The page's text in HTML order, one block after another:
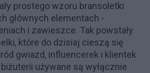
prostego wzoru bransoletki
głównych elementach -
i zawieszce. Tak powstały
które do dzisiaj cieszą się
gwiazd, influencerek i klientek
używane są wyłącznie